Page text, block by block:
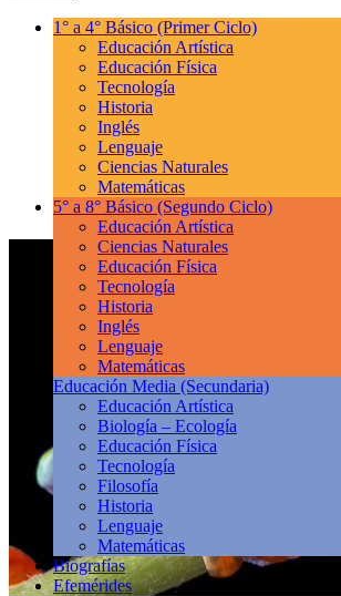
1° a 4° Básico (Primer Ciclo)
Educación Artística
Educación Física
Tecnología
Historia
Inglés
Lenguaje
Ciencias Naturales
Matemáticas
5° a 8° Básico (Segundo Ciclo)
Educación Artística
Ciencias Naturales
Educación Física
Tecnología
Historia
Inglés
Lenguaje
Matemáticas
Educación Media (Secundaria)
Educación Artística
Biología – Ecología
Educación Física
Tecnología
Filosofía
Historia
Lenguaje
Matemáticas
Biografías
Efemérides